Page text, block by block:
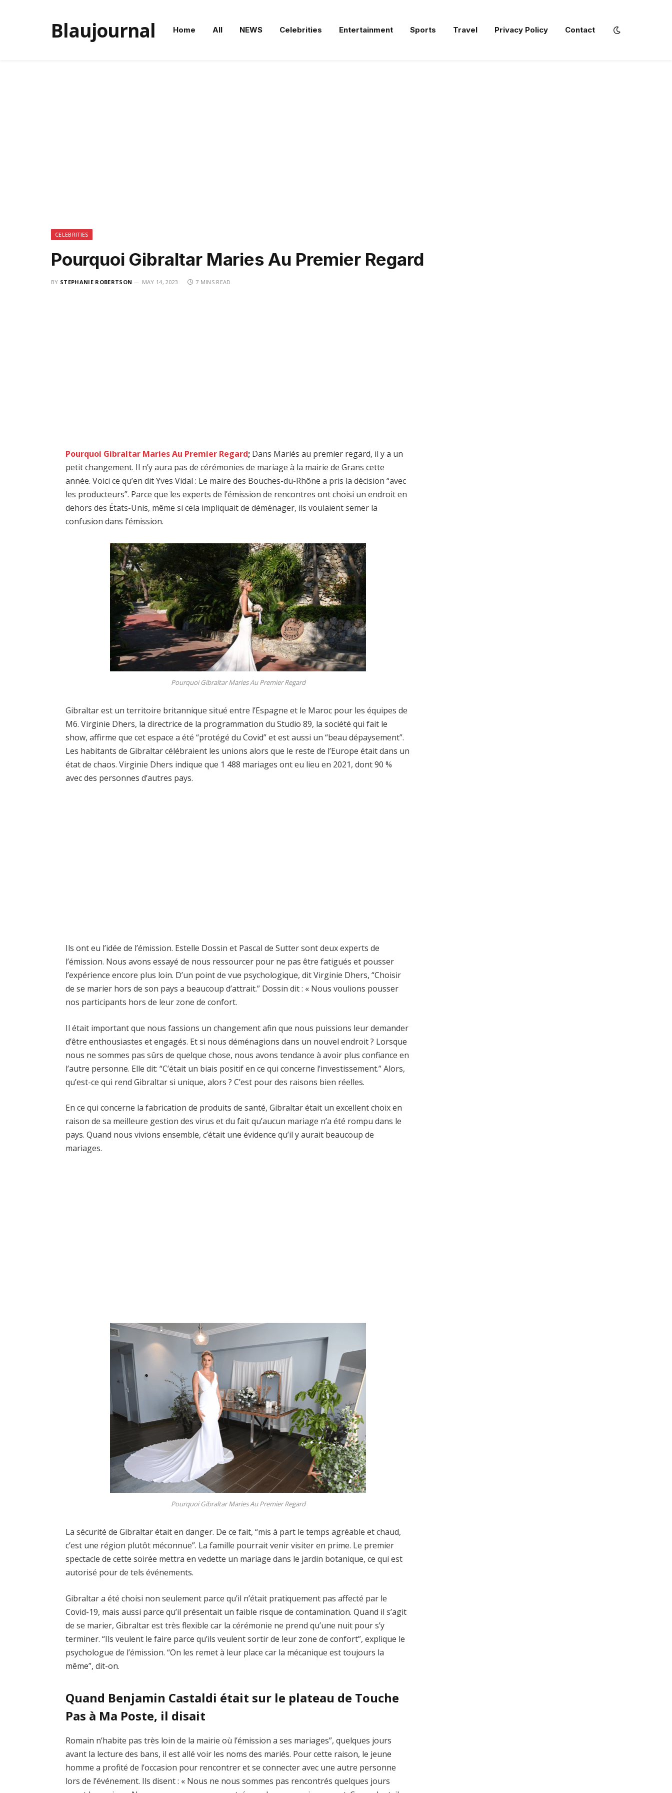
Blaujournal Home All NEWS Celebrities Entertainment Sports Travel Privacy Policy Contact
CELEBRITIES
Pourquoi Gibraltar Maries Au Premier Regard
BY STEPHANIE ROBERTSON MAY 14, 2023 7 MINS READ
Pourquoi Gibraltar Maries Au Premier Regard; Dans Mariés au premier regard, il y a un
petit changement. Il n’y aura pas de cérémonies de mariage à la mairie de Grans cette
année. Voici ce qu’en dit Yves Vidal : Le maire des Bouches-du-Rhône a pris la décision “avec
les producteurs”. Parce que les experts de l’émission de rencontres ont choisi un endroit en
dehors des États-Unis, même si cela impliquait de déménager, ils voulaient semer la
confusion dans l’émission.
Pourquoi Gibraltar Maries Au Premier Regard
Gibraltar est un territoire britannique situé entre l’Espagne et le Maroc pour les équipes de
M6. Virginie Dhers, la directrice de la programmation du Studio 89, la société qui fait le
show, affirme que cet espace a été “protégé du Covid” et est aussi un “beau dépaysement”.
Les habitants de Gibraltar célébraient les unions alors que le reste de l’Europe était dans un
état de chaos. Virginie Dhers indique que 1 488 mariages ont eu lieu en 2021, dont 90 %
avec des personnes d’autres pays.
Ils ont eu l’idée de l’émission. Estelle Dossin et Pascal de Sutter sont deux experts de
l’émission. Nous avons essayé de nous ressourcer pour ne pas être fatigués et pousser
l’expérience encore plus loin. D’un point de vue psychologique, dit Virginie Dhers, “Choisir
de se marier hors de son pays a beaucoup d’attrait.” Dossin dit : « Nous voulions pousser
nos participants hors de leur zone de confort.
Il était important que nous fassions un changement afin que nous puissions leur demander
d’être enthousiastes et engagés. Et si nous déménagions dans un nouvel endroit ? Lorsque
nous ne sommes pas sûrs de quelque chose, nous avons tendance à avoir plus confiance en
l’autre personne. Elle dit: “C’était un biais positif en ce qui concerne l’investissement.” Alors,
qu’est-ce qui rend Gibraltar si unique, alors ? C’est pour des raisons bien réelles.
En ce qui concerne la fabrication de produits de santé, Gibraltar était un excellent choix en
raison de sa meilleure gestion des virus et du fait qu’aucun mariage n’a été rompu dans le
pays. Quand nous vivions ensemble, c’était une évidence qu’il y aurait beaucoup de
mariages.
Pourquoi Gibraltar Maries Au Premier Regard
La sécurité de Gibraltar était en danger. De ce fait, “mis à part le temps agréable et chaud,
c’est une région plutôt méconnue”. La famille pourrait venir visiter en prime. Le premier
spectacle de cette soirée mettra en vedette un mariage dans le jardin botanique, ce qui est
autorisé pour de tels événements.
Gibraltar a été choisi non seulement parce qu’il n’était pratiquement pas affecté par le
Covid-19, mais aussi parce qu’il présentait un faible risque de contamination. Quand il s’agit
de se marier, Gibraltar est très flexible car la cérémonie ne prend qu’une nuit pour s’y
terminer. “Ils veulent le faire parce qu’ils veulent sortir de leur zone de confort”, explique le
psychologue de l’émission. “On les remet à leur place car la mécanique est toujours la
même”, dit-on.
Quand Benjamin Castaldi était sur le plateau de Touche
Pas à Ma Poste, il disait
Romain n’habite pas très loin de la mairie où l’émission a ses mariages”, quelques jours
avant la lecture des bans, il est allé voir les noms des mariés. Pour cette raison, le jeune
homme a profité de l’occasion pour rencontrer et se connecter avec une autre personne
lors de l’événement. Ils disent : « Nous ne nous sommes pas rencontrés quelques jours